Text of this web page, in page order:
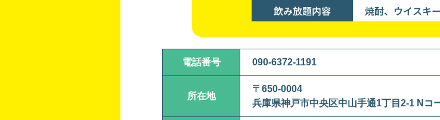
飲み放題内容 焼酎、ウイスキ
電話番号 090-6372-1191
所在地
〒650-0004
兵庫県神戸市中央区中山手通1丁目2-1 Nコ